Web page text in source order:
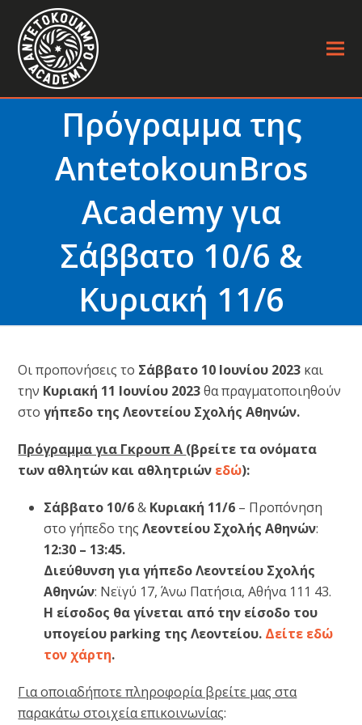
Πρόγραμμα της
AntetokounBros
Academy για
Σάββατο 10/6 &
Κυριακή 11/6
Οι προπονήσεις το Σάββατο 10 Ιουνίου 2023 και
την Κυριακή 11 Ιουνίου 2023θα πραγματοποιηθούν
στογήπεδο της Λεοντείου Σχολής Αθηνών.
Πρόγραμμα για Γκρουπ A (βρείτε τα ονόματα
των αθλητών και αθλητριών εδώ):
Σάββατο 10/6& Κυριακή 11/6 – Προπόνηση
στο γήπεδο τηςΛεοντείου Σχολής Αθηνών:
12:30 – 13:45.
Διεύθυνση για γήπεδο Λεοντείου Σχολής
Αθηνών: Νεϊγύ 17, Άνω Πατήσια, Αθήνα 111 43.
Η είσοδος θα γίνεται από την είσοδο του
υπογείου parking της Λεοντείου. Δείτε εδώ
τον χάρτη.
Για οποιαδήποτε πληροφορία βρείτε μας στα
παρακάτω στοιχεία επικοινωνίας: